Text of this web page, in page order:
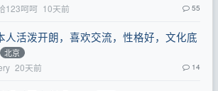
123呵呵 10天前 55
人活泼开朗，喜欢交流，性格好，文化底
北京
20天前 14